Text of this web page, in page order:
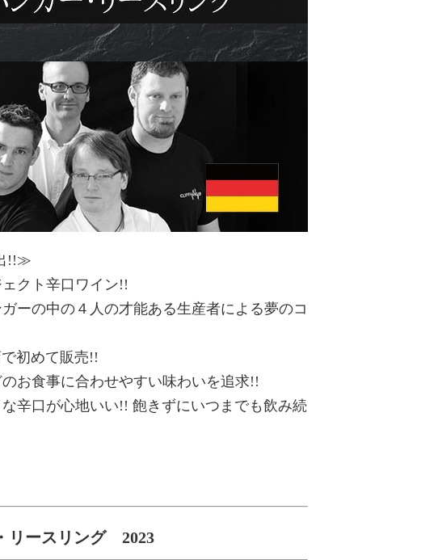
!!≫
クト辛口ワイン!!
ーの中の４人の才能ある生産者による夢のコ
初めて販売!!
お食事に合わせやすい味わいを追求!!
辛口が心地いい!! 飽きずにいつまでも飲み続
リースリング 2023